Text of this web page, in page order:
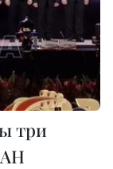
три